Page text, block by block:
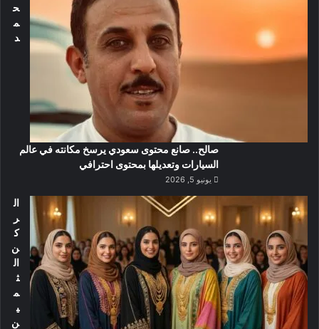
ح
م
د
صالح.. صانع محتوى سعودي يرسخ مكانته في عالم
السيارات وتعديلها بمحتوى احترافي
يونيو 5, 2026
ال
ر
ك
ن
ال
ث
م
ي
ن